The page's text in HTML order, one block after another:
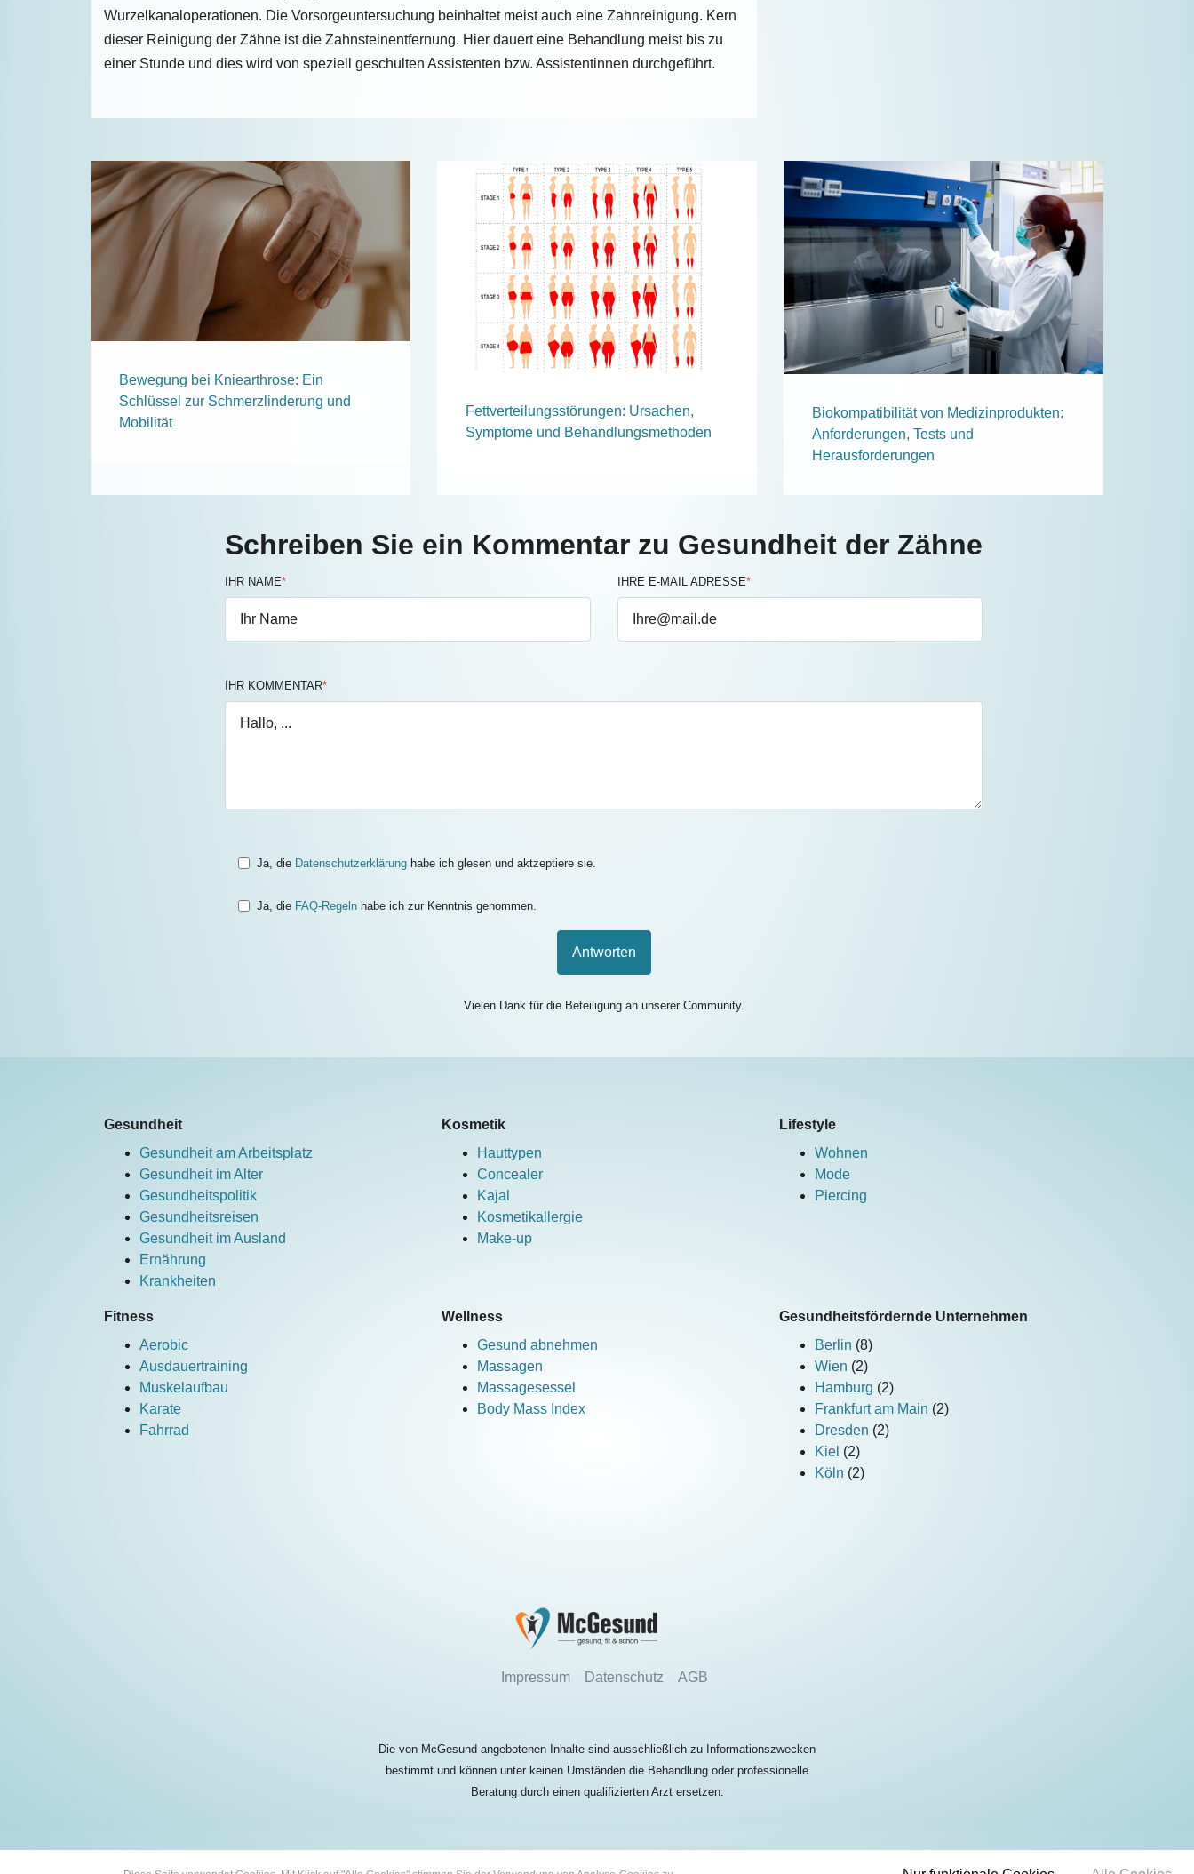
Wurzelkanaloperationen. Die Vorsorgeuntersuchung beinhaltet meist auch eine Zahnreinigung. Kern
dieser Reinigung der Zähne ist die Zahnsteinentfernung. Hier dauert eine Behandlung meist bis zu
einer Stunde und dies wird von speziell geschulten Assistenten bzw. Assistentinnen durchgeführt.
Bewegung bei Kniearthrose: Ein
Schlüssel zur Schmerzlinderung und
Mobilität
Fettverteilungsstörungen: Ursachen,
Symptome und Behandlungsmethoden
Biokompatibilität von Medizinprodukten:
Anforderungen, Tests und
Herausforderungen
Schreiben Sie ein Kommentar zu Gesundheit der Zähne
IHR NAME* IHRE E-MAIL ADRESSE*
IHR KOMMENTAR*
Ja, die Datenschutzerklärung habe ich glesen und aktzeptiere sie.
Ja, die FAQ-Regeln habe ich zur Kenntnis genommen.
Antworten
Vielen Dank für die Beteiligung an unserer Community.
Gesundheit
Gesundheit am Arbeitsplatz
Gesundheit im Alter
Gesundheitspolitik
Gesundheitsreisen
Gesundheit im Ausland
Ernährung
Krankheiten
Kosmetik
Hauttypen
Concealer
Kajal
Kosmetikallergie
Make-up
Lifestyle
Wohnen
Mode
Piercing
Fitness
Aerobic
Ausdauertraining
Muskelaufbau
Karate
Fahrrad
Wellness
Gesund abnehmen
Massagen
Massagesessel
Body Mass Index
Gesundheitsfördernde Unternehmen
Berlin (8)
Wien (2)
Hamburg (2)
Frankfurt am Main (2)
Dresden (2)
Kiel (2)
Köln (2)
Impressum Datenschutz AGB
Die von McGesund angebotenen Inhalte sind ausschließlich zu Informationszwecken
bestimmt und können unter keinen Umständen die Behandlung oder professionelle
Beratung durch einen qualifizierten Arzt ersetzen.